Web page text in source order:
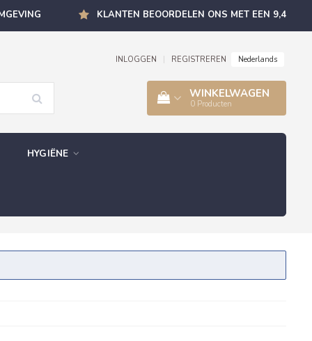
KLANTEN BEOORDELEN ONS MET EEN 9,4
INLOGGEN REGISTREREN Nederlands
WINKELWAGEN
0 Producten
HYGIËNE